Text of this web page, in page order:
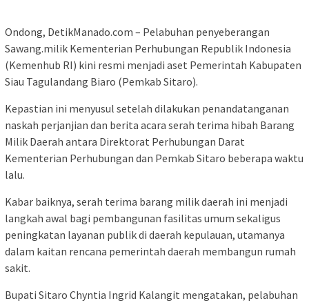
Ondong, DetikManado.com – Pelabuhan penyeberangan
Sawang.milik Kementerian Perhubungan Republik Indonesia
(Kemenhub RI) kini resmi menjadi aset Pemerintah Kabupaten
Siau Tagulandang Biaro (Pemkab Sitaro).
Kepastian ini menyusul setelah dilakukan penandatanganan
naskah perjanjian dan berita acara serah terima hibah Barang
Milik Daerah antara Direktorat Perhubungan Darat
Kementerian Perhubungan dan Pemkab Sitaro beberapa waktu
lalu.
Kabar baiknya, serah terima barang milik daerah ini menjadi
langkah awal bagi pembangunan fasilitas umum sekaligus
peningkatan layanan publik di daerah kepulauan, utamanya
dalam kaitan rencana pemerintah daerah membangun rumah
sakit.
Bupati Sitaro Chyntia Ingrid Kalangit mengatakan, pelabuhan